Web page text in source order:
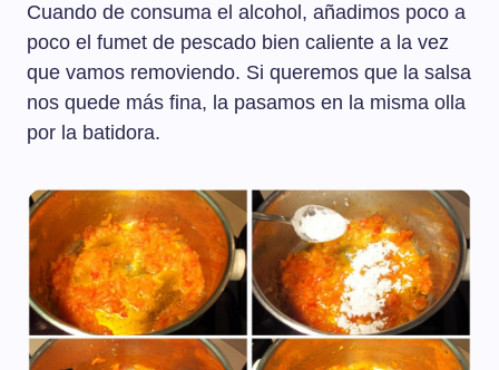
Cuando de consuma el alcohol, añadimos poco a
poco el fumet de pescado bien caliente a la vez
que vamos removiendo. Si queremos que la salsa
nos quede más fina, la pasamos en la misma olla
por la batidora.